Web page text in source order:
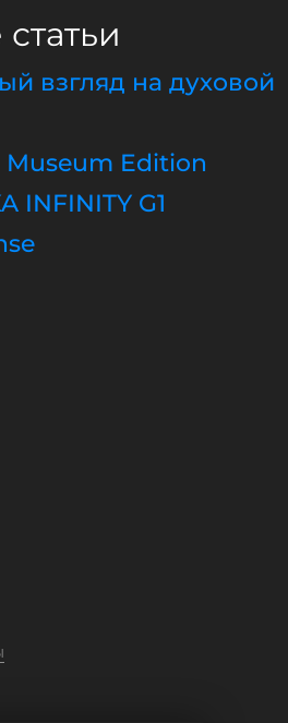
взгляд на духовой
Museum Edition
INFINITY G1